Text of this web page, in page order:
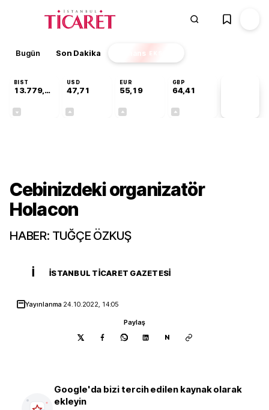
Bugün Son Dakika Finans EKSTRA
BIST
13.779,39
USD
47,71
EUR
55,19
GBP
64,41
Cebinizdeki organizatör
Holacon
HABER: TUĞÇE ÖZKUŞ
İ İSTANBUL TICARET GAZETESI
Yayınlanma 24.10.2022, 14:05
Paylaş
N
Google'da bizi tercih edilen kaynak olarak
ekleyin